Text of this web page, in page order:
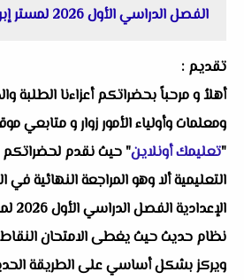
الفصل الدراسي الأول 2026 لمستر إبراهيم الجابري
تقديم :
أهلاُ و مرحباً بحضراتكم أعزاءنا الطلبة
ومعلمات وأولياء الأمور زوار و متابعي
"تعليمك أونلاين" حيث نقدم لحضراتكم
التعليمية ألا وهو المراجعة النهائية في
نظام حديث حيث يغطى الامتحان
ويركز بشكل أساسي على الطريقة